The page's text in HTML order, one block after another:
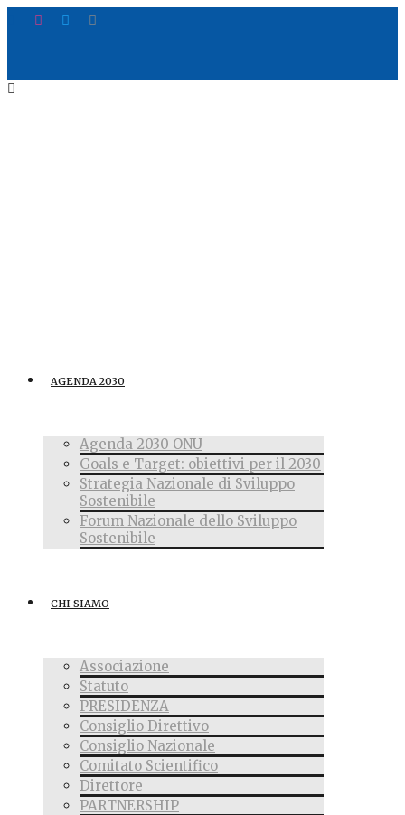
AGENDA 2030
Agenda 2030 ONU
Goals e Target: obiettivi per il 2030
Strategia Nazionale di Sviluppo
Sostenibile
Forum Nazionale dello Sviluppo
Sostenibile
CHI SIAMO
Associazione
Statuto
PRESIDENZA
Consiglio Direttivo
Consiglio Nazionale
Comitato Scientifico
Direttore
PARTNERSHIP